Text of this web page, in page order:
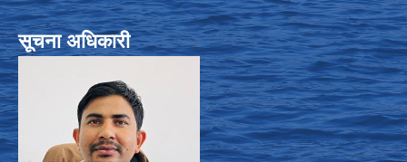
सूचना अधिकारी